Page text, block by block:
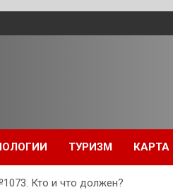
ТУРИЗМ КАРТА
Кто и что должен?